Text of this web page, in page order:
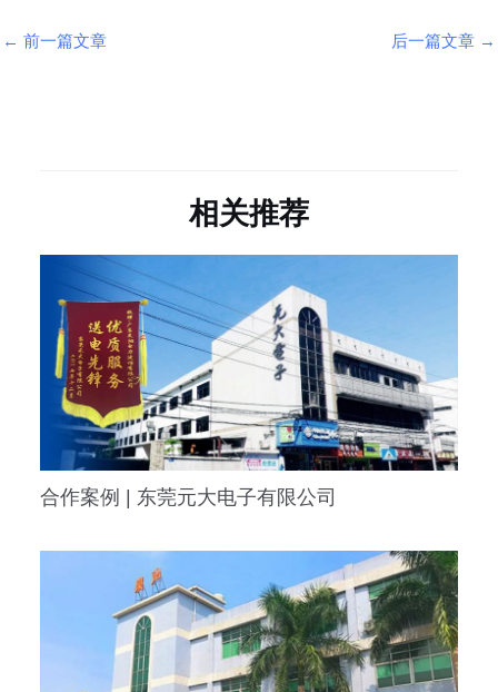
← 前一篇文章 后一篇文章 →
相关推荐
合作案例 | 东莞元大电子有限公司